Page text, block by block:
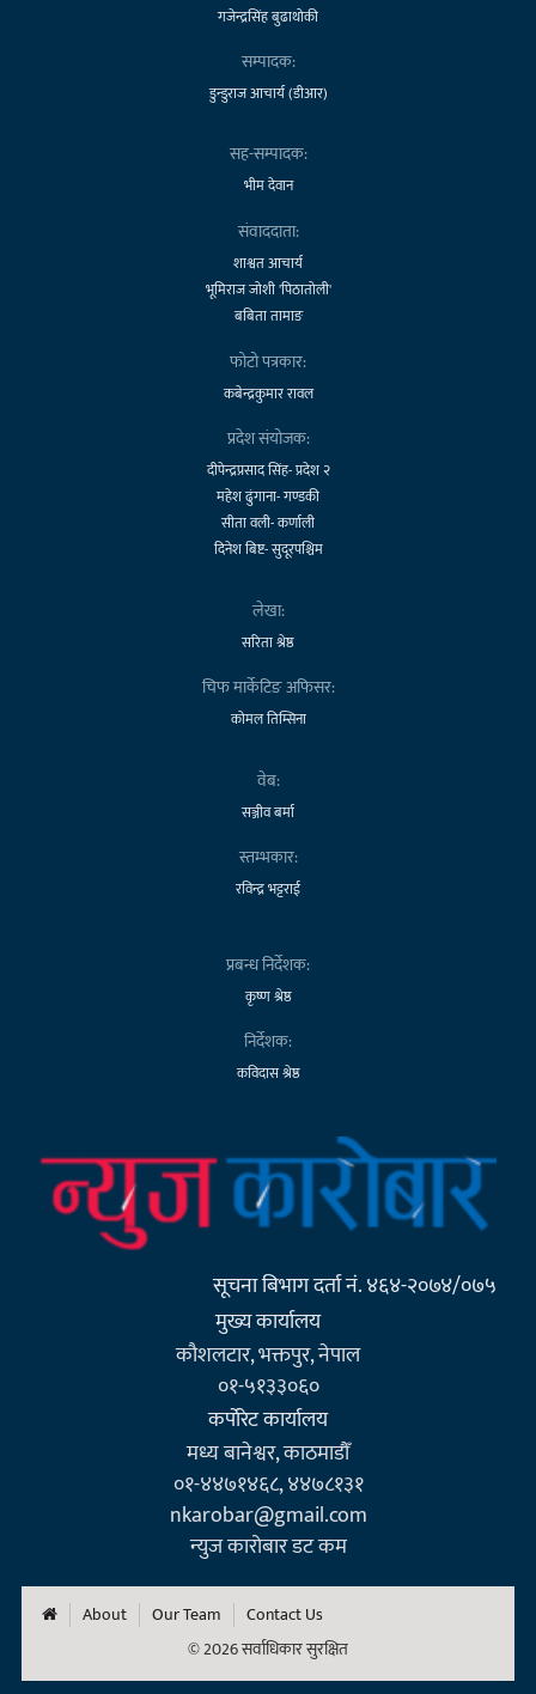
गजेन्द्रसिंह बुढाथोकी
सम्पादक:
डुन्डुराज आचार्य (डीआर)
सह-सम्पादक:
भीम देवान
संवाददाता:
शाश्वत आचार्य
भूमिराज जोशी 'पिठातोली'
बबिता तामाङ
फोटो पत्रकार:
कबेन्द्रकुमार रावल
प्रदेश संयोजक:
दीपेन्द्रप्रसाद सिंह- प्रदेश २
महेश ढुंगाना- गण्डकी
सीता वली- कर्णाली
दिनेश बिष्ट- सुदूरपश्चिम
लेखा:
सरिता श्रेष्ठ
चिफ मार्केटिङ अफिसर:
कोमल तिम्सिना
वेब:
सञ्जीव बर्मा
स्तम्भकार:
रविन्द्र भट्टराई
प्रबन्ध निर्देशक:
कृष्ण श्रेष्ठ
निर्देशक:
कविदास श्रेष्ठ
सूचना बिभाग दर्ता नं. ४६४-२०७४/०७५
मुख्य कार्यालय
कौशलटार, भक्तपुर, नेपाल
०१-५१३३०६०
कर्पाेरेट कार्यालय
मध्य बानेश्वर, काठमाडौँ
०१-४४७१४६८, ४४७८१३१
nkarobar@gmail.com
न्युज कारोबार डट कम
About Our Team
Contact Us
© 2026 सर्वाधिकार सुरक्षित